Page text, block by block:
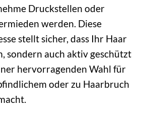
Druckstellen oder
werden. Diese
stellt sicher, dass Ihr Haar
sondern auch aktiv geschützt
hervorragenden Wahl für
oder zu Haarbruch